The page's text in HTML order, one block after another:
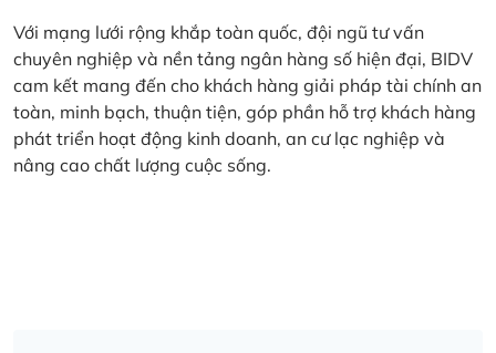
Với mạng lưới rộng khắp toàn quốc, đội ngũ tư vấn
chuyên nghiệp và nền tảng ngân hàng số hiện đại, BIDV
cam kết mang đến cho khách hàng giải pháp tài chính an
toàn, minh bạch, thuận tiện, góp phần hỗ trợ khách hàng
phát triển hoạt động kinh doanh, an cư lạc nghiệp và
nâng cao chất lượng cuộc sống.